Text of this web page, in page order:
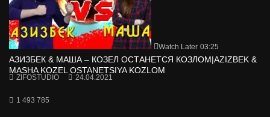
Watch Later 03:25
АЗИЗБЕК & МАША – КОЗЕЛ ОСТАНЕТСЯ КОЗЛОМ|AZIZBEK &
MASHA KOZEL OSTANETSIYA KOZLOM
ZIFOSTUDIO 24.04.2021
1 493 785